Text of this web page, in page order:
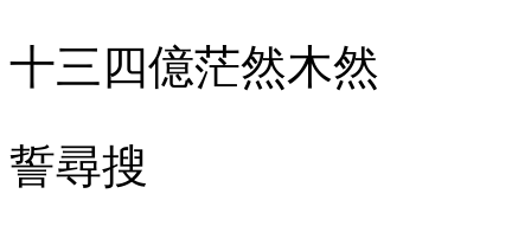
十三四億茫然木然
誓尋搜